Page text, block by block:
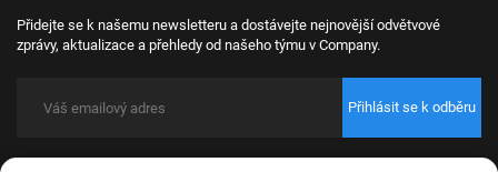
Přidejte se k našemu newsletteru a dostávejte nejnovější odvětvové
zprávy, aktualizace a přehledy od našeho týmu v Company.
Přihlásit se k odběru